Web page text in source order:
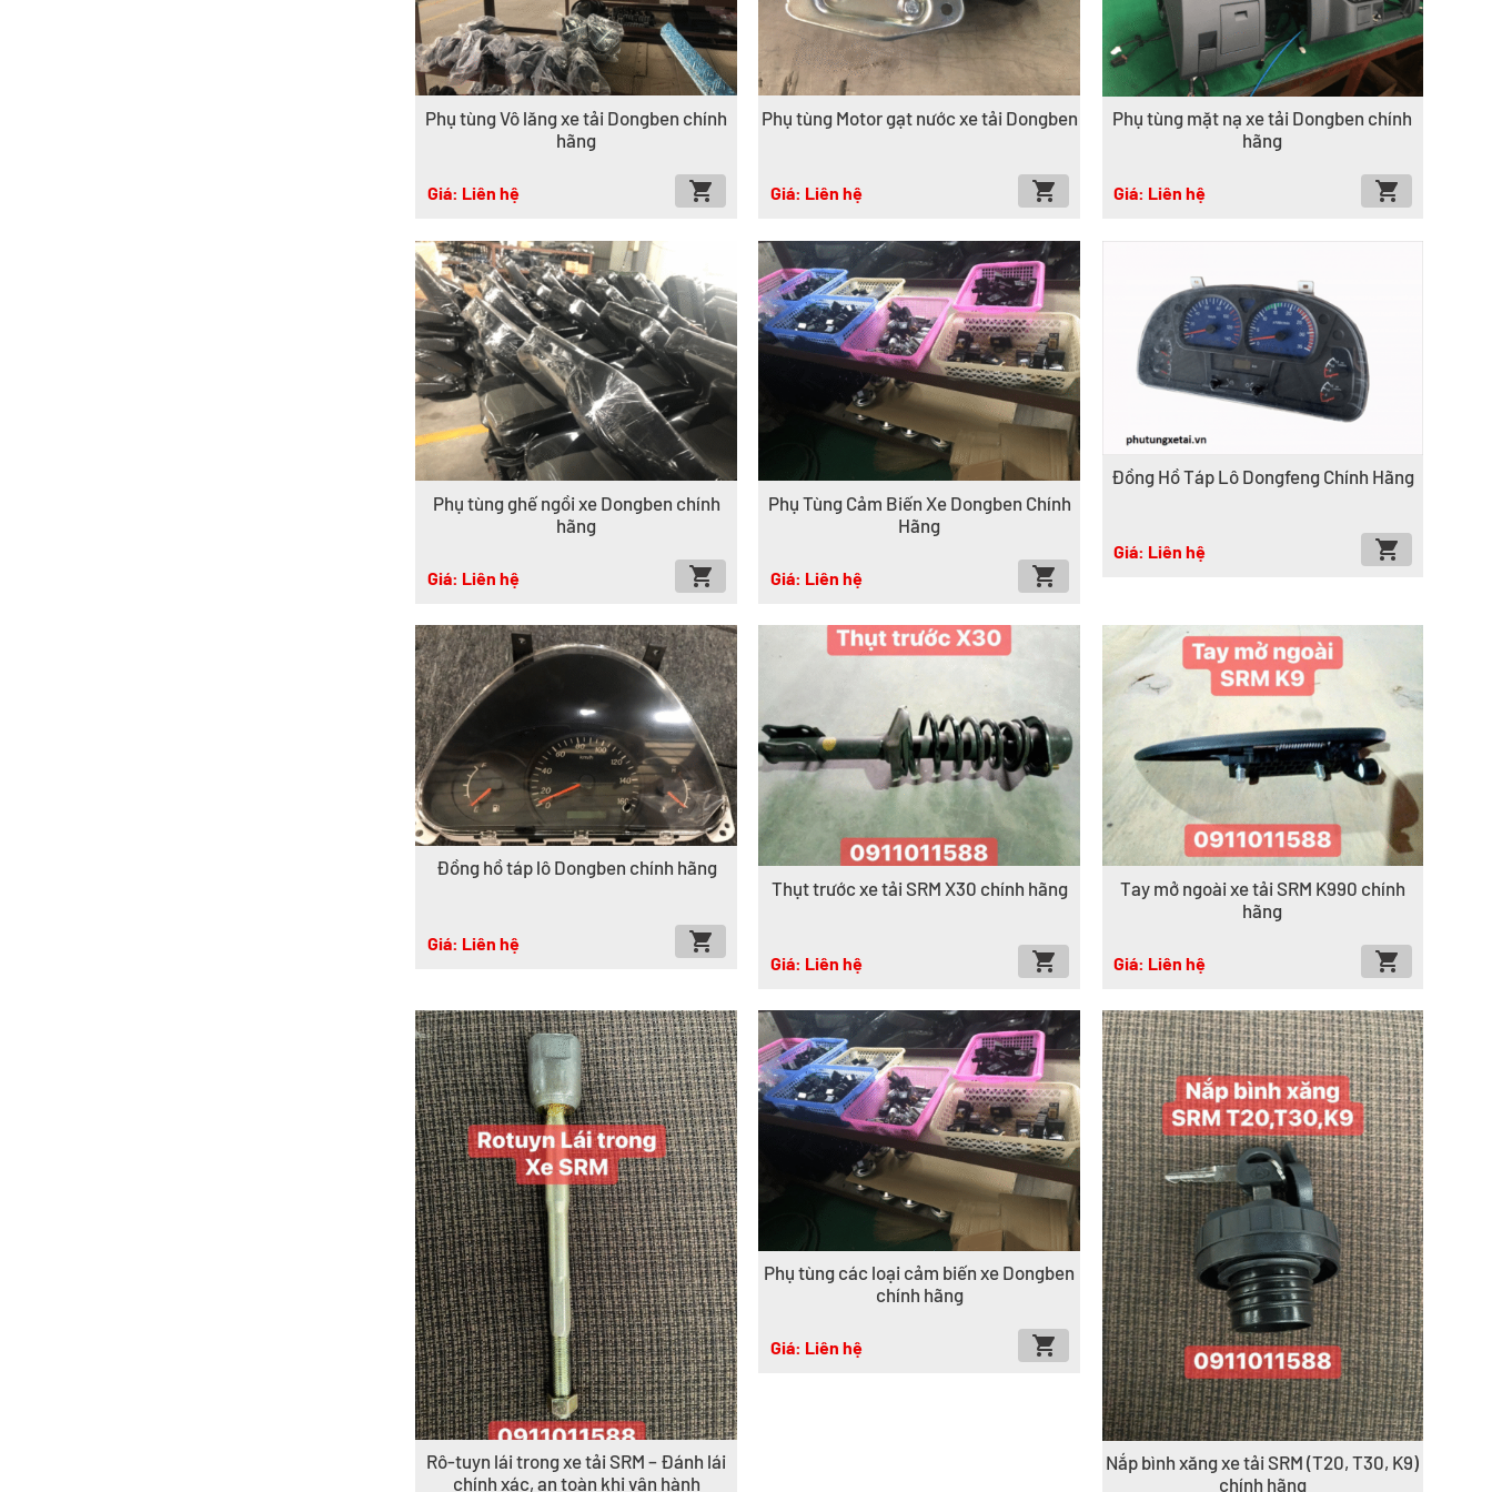
Phụ tùng Vô lăng xe tải Dongben chính
hãng
Giá: Liên hệ
Phụ tùng Motor gạt nước xe tải Dongben
Giá: Liên hệ
Phụ tùng mặt nạ xe tải Dongben chính
hãng
Giá: Liên hệ
Phụ tùng ghế ngồi xe Dongben chính
hãng
Giá: Liên hệ
Phụ Tùng Cảm Biến Xe Dongben Chính
Hãng
Giá: Liên hệ
Đồng Hồ Táp Lô Dongfeng Chính Hãng
Giá: Liên hệ
Đồng hồ táp lô Dongben chính hãng
Giá: Liên hệ
Thụt trước xe tải SRM X30 chính hãng
Giá: Liên hệ
Tay mở ngoài xe tải SRM K990 chính
hãng
Giá: Liên hệ
Rô-tuyn lái trong xe tải SRM – Đánh lái
chính xác, an toàn khi vận hành
Phụ tùng các loại cảm biến xe Dongben
chính hãng
Giá: Liên hệ
Nắp bình xăng xe tải SRM (T20, T30, K9)
chính hãng